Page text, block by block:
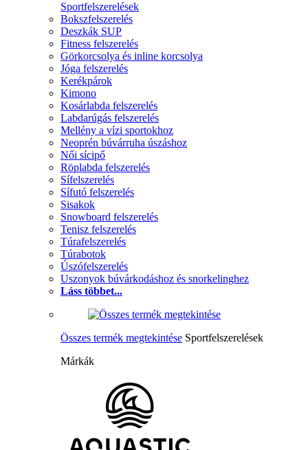
Sportfelszerelések
Bokszfelszerelés
Deszkák SUP
Fitness felszerelés
Görkorcsolya és inline korcsolya
Jóga felszerelés
Kerékpárok
Kimono
Kosárlabda felszerelés
Labdarúgás felszerelés
Mellény a vízi sportokhoz
Neoprén búvárruha úszáshoz
Női sícipő
Röplabda felszerelés
Sífelszerelés
Sífutó felszerelés
Sisakok
Snowboard felszerelés
Tenisz felszerelés
Túrafelszerelés
Túrabotok
Úszófelszerelés
Uszonyok búvárkodáshoz és snorkelinghez
Láss többet...
Összes termék megtekintése Sportfelszerelések
Márkák